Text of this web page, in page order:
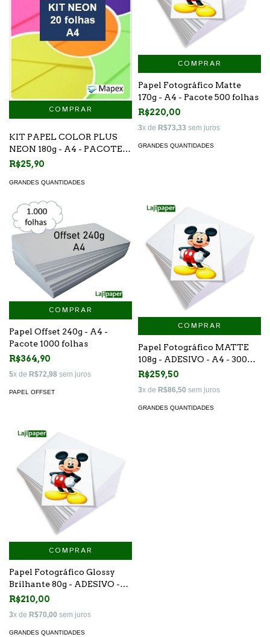
KIT PAPEL COLOR PLUS
NEON 180g - A4 - PACOTE
20 FOLHAS
R$25,90
GRANDES QUANTIDADES
COMPRAR
Papel Fotográfico Matte
170g - A4 - Pacote 500 folhas
R$220,00
3x de R$73,33 sem juros
GRANDES QUANTIDADES
COMPRAR
Papel Offset 240g - A4 -
Pacote 1000 folhas
R$364,90
5x de R$72,98 sem juros
PAPEL OFFSET
COMPRAR
Papel Fotográfico MATTE
108g - ADESIVO - A4 - 300
folhas
R$259,50
3x de R$86,50 sem juros
GRANDES QUANTIDADES
COMPRAR
Papel Fotográfico Glossy
Brilhante 80g - ADESIVO -
A4 - 300 folhas
R$210,00
3x de R$70,00 sem juros
GRANDES QUANTIDADES